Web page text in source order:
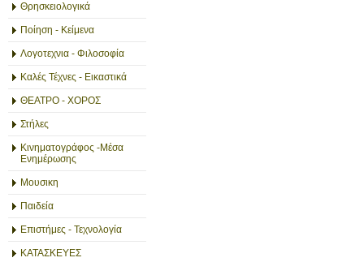
Θρησκειολογικά
Ποίηση - Κείμενα
Λογοτεχνια - Φιλοσοφία
Καλές Τέχνες - Εικαστικά
ΘΕΑΤΡΟ - ΧΟΡΟΣ
Στήλες
Κινηματογράφος -Μέσα
Ενημέρωσης
Μουσικη
Παιδεία
Επιστήμες - Τεχνολογία
ΚΑΤΑΣΚΕΥΕΣ